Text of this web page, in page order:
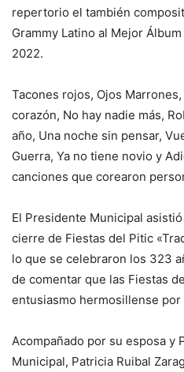
repertorio el también
Grammy Latino al Mejor
2022.
Tacones rojos, Ojos
corazón, No hay nadie más,
año, Una noche sin pensar,
Guerra, Ya no tiene novio y
canciones que corearon
El Presidente Municipal
cierre de Fiestas del Pitic
lo que se celebraron los 323
de comentar que las Fiestas
entusiasmo hermosillense
Acompañado por su esposa y
Municipal, Patricia Ruibal